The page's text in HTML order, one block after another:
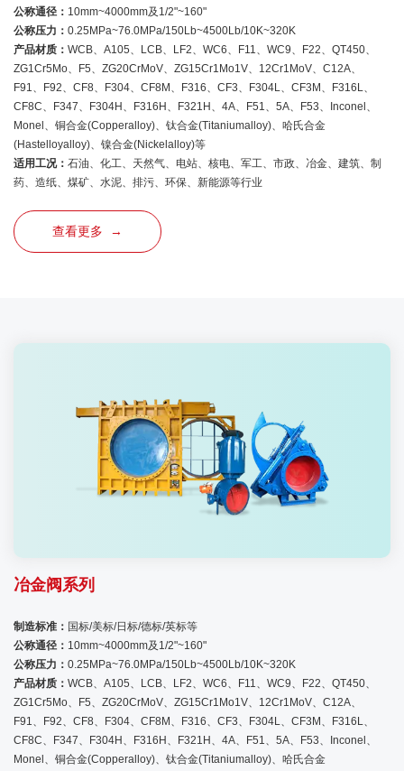
公称通径： 10mm~4000mm及1/2"~160"
公称压力： 0.25MPa~76.0MPa/150Lb~4500Lb/10K~320K
产品材质： WCB、A105、LCB、LF2、WC6、F11、WC9、F22、QT450、
ZG1Cr5Mo、F5、ZG20CrMoV、ZG15Cr1Mo1V、12Cr1MoV、C12A、
F91、F92、CF8、F304、CF8M、F316、CF3、F304L、CF3M、F316L、
CF8C、F347、F304H、F316H、F321H、4A、F51、5A、F53、Inconel、
Monel、铜合金(Copperalloy)、钛合金(Titaniumalloy)、哈氏合金
(Hastelloyalloy)、镍合金(Nickelalloy)等
适用工况： 石油、化工、天然气、电站、核电、军工、市政、冶金、建筑、制
药、造纸、煤矿、水泥、排污、环保、新能源等行业
查看更多 →
冶金阀系列
制造标准： 国标/美标/日标/德标/英标等
公称通径： 10mm~4000mm及1/2"~160"
公称压力： 0.25MPa~76.0MPa/150Lb~4500Lb/10K~320K
产品材质： WCB、A105、LCB、LF2、WC6、F11、WC9、F22、QT450、
ZG1Cr5Mo、F5、ZG20CrMoV、ZG15Cr1Mo1V、12Cr1MoV、C12A、
F91、F92、CF8、F304、CF8M、F316、CF3、F304L、CF3M、F316L、
CF8C、F347、F304H、F316H、F321H、4A、F51、5A、F53、Inconel、
Monel、铜合金(Copperalloy)、钛合金(Titaniumalloy)、哈氏合金